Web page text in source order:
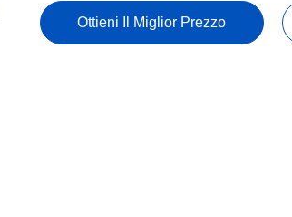
Ottieni Il Miglior Prezzo